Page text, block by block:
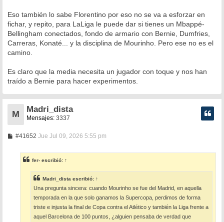
Eso también lo sabe Florentino por eso no se va a esforzar en
fichar, y repito, para LaLiga le puede dar si tienes un Mbappé-
Bellingham conectados, fondo de armario con Bernie, Dumfries,
Carreras, Konaté... y la disciplina de Mourinho. Pero ese no es el
camino.
Es claro que la media necesita un jugador con toque y nos han
traído a Bernie para hacer experimentos.
M
Madri_dista
Mensajes: 3337
#41652M
a
j
e
Jue Jul 09, 2026 5:55 pm
fer- escribió: ↑
Madri_dista escribió: ↑
Una pregunta sincera: cuando Mourinho se fue del Madrid, en aquella
temporada en la que solo ganamos la Supercopa, perdimos de forma
triste e injusta la final de Copa contra el Atlético y también la Liga frente a
aquel Barcelona de 100 puntos, ¿alguien pensaba de verdad que